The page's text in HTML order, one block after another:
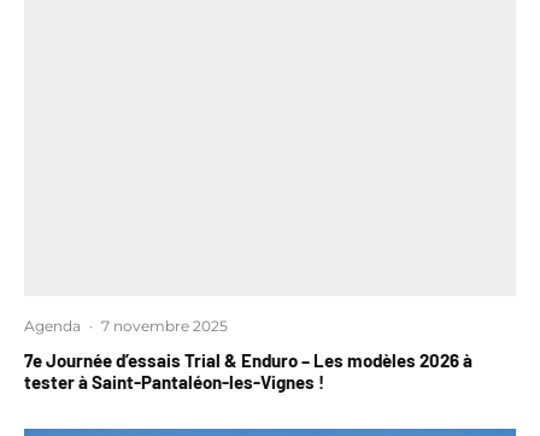
Agenda · 7 novembre 2025
7e Journée d’essais Trial & Enduro – Les modèles 2026 à
tester à Saint-Pantaléon-les-Vignes !